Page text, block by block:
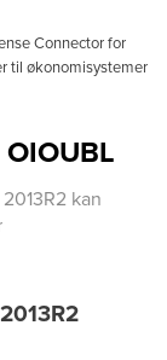
Connector for
til økonomisystemer
kan